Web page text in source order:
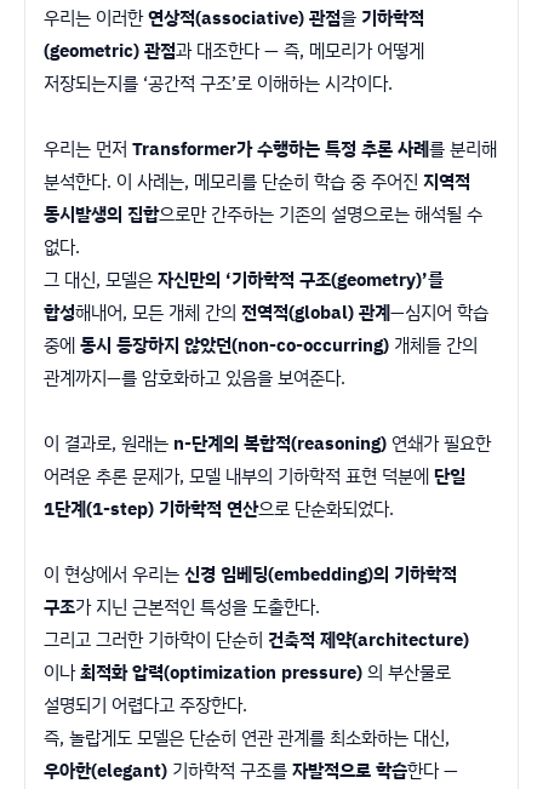
우리는 이러한연상적(associative) 관점을 기하학적
(geometric) 관점과 대조한다 — 즉, 메모리가 어떻게
저장되는지를 ‘공간적 구조’로 이해하는 시각이다.
우리는 먼저 Transformer가 수행하는 특정 추론 사례를 분리해
분석한다. 이 사례는, 메모리를 단순히 학습 중 주어진 지역적
동시발생의 집합으로만 간주하는 기존의 설명으로는 해석될 수
없다.
그 대신, 모델은자신만의 ‘기하학적 구조(geometry)’를
합성해내어, 모든 개체 간의 전역적(global) 관계—심지어 학습
중에동시 등장하지 않았던(non-co-occurring) 개체들 간의
관계까지—를 암호화하고 있음을 보여준다.
이 결과로, 원래는 n-단계의 복합적(reasoning) 연쇄가 필요한
어려운 추론 문제가, 모델 내부의 기하학적 표현 덕분에단일
1단계(1-step) 기하학적 연산으로 단순화되었다.
이 현상에서 우리는신경 임베딩(embedding)의 기하학적
구조가 지닌 근본적인 특성을 도출한다.
그리고 그러한 기하학이 단순히 건축적 제약(architecture)
이나최적화 압력(optimization pressure)의 부산물로
설명되기 어렵다고 주장한다.
즉, 놀랍게도 모델은 단순히 연관 관계를 최소화하는 대신,
우아한(elegant) 기하학적 구조를자발적으로 학습한다 —